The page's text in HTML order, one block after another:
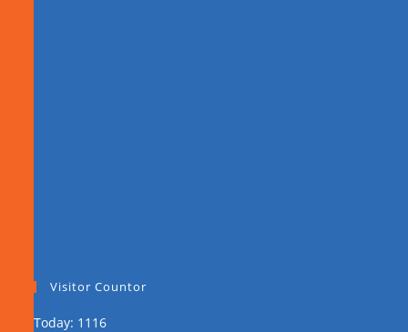
Visitor Countor
Today: 1116